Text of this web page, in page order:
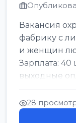
Вакансия
фабрику с
и женщин
Зарплата: 40
выходные
смены утро
28